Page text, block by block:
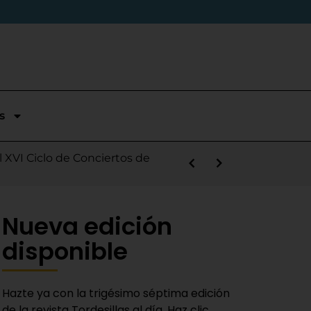
temporada en Segunda
Nieves
Ciclo de Conciertos de
sábado
la salida de Víctor Alonso
Fiestas del Novillo
Bravas y logra un puesto
adaptado a la actualidad»
Nueva edición
disponible
Hazte ya con la trigésimo séptima edición